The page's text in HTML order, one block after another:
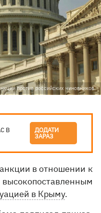
против российских чиновников.
В ДОДАТИ
ЗАРАЗ
в отношении к
в Крыму.